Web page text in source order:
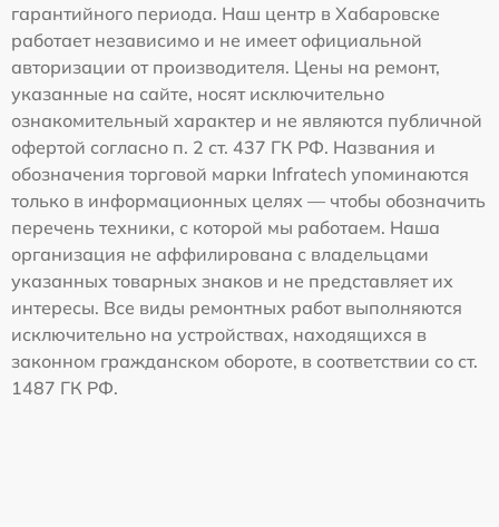
гарантийного периода. Наш центр в Хабаровске
работает независимо и не имеет официальной
авторизации от производителя. Цены на ремонт,
указанные на сайте, носят исключительно
ознакомительный характер и не являются публичной
офертой согласно п. 2 ст. 437 ГК РФ. Названия и
обозначения торговой марки Infratech упоминаются
только в информационных целях — чтобы обозначить
перечень техники, с которой мы работаем. Наша
организация не аффилирована с владельцами
указанных товарных знаков и не представляет их
интересы. Все виды ремонтных работ выполняются
исключительно на устройствах, находящихся в
законном гражданском обороте, в соответствии со ст.
1487 ГК РФ.